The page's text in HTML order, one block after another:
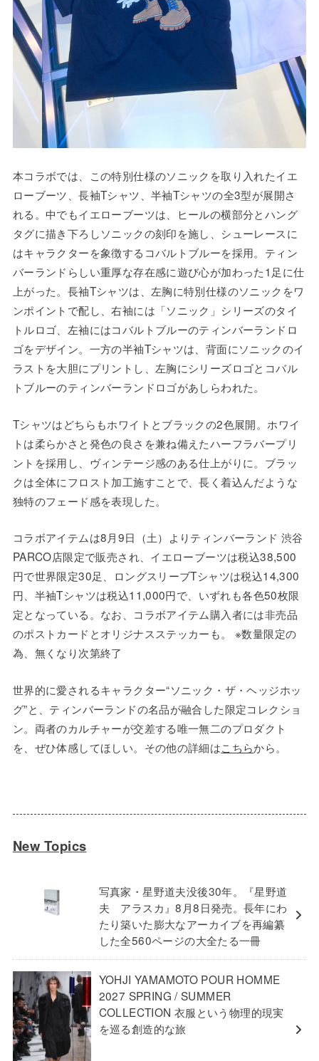
本コラボでは、この特別仕様のソニックを取り入れたイエ
ローブーツ、長袖Tシャツ、半袖Tシャツの全3型が展開さ
れる。中でもイエローブーツは、ヒールの横部分とハング
タグに描き下ろしソニックの刻印を施し、シューレースに
はキャラクターを象徴するコバルトブルーを採用。ティン
バーランドらしい重厚な存在感に遊び心が加わった1足に仕
上がった。長袖Tシャツは、左胸に特別仕様のソニックをワ
ンポイントで配し、右袖には「ソニック」シリーズのタイ
トルロゴ、左袖にはコバルトブルーのティンバーランドロ
ゴをデザイン。一方の半袖Tシャツは、背面にソニックのイ
ラストを大胆にプリントし、左胸にシリーズロゴとコバル
トブルーのティンバーランドロゴがあしらわれた。
Tシャツはどちらもホワイトとブラックの2色展開。ホワイ
トは柔らかさと発色の良さを兼ね備えたハーフラバープリ
ントを採用し、ヴィンテージ感のある仕上がりに。ブラッ
クは全体にフロスト加工施すことで、長く着込んだような
独特のフェード感を表現した。
コラボアイテムは8月9日（土）よりティンバーランド 渋谷
PARCO店限定で販売され、イエローブーツは税込38,500
円で世界限定30足、ロングスリーブTシャツは税込14,300
円、半袖Tシャツは税込11,000円で、いずれも各色50枚限
定となっている。なお、コラボアイテム購入者には非売品
のポストカードとオリジナスステッカーも。 ※数量限定の
為、無くなり次第終了
世界的に愛されるキャラクター“ソニック・ザ・ヘッジホッ
グ”と、ティンバーランドの名品が融合した限定コレクショ
ン。両者のカルチャーが交差する唯一無二のプロダクト
を、ぜひ体感してほしい。その他の詳細はこちらから。
New Topics
写真家・星野道夫没後30年。『星野道
夫 アラスカ』8月8日発売。長年にわ
たり築いた膨大なアーカイブを再編纂
した全560ページの大全たる一冊
YOHJI YAMAMOTO POUR HOMME
2027 SPRING / SUMMER
COLLECTION 衣服という物理的現実
を巡る創造的な旅